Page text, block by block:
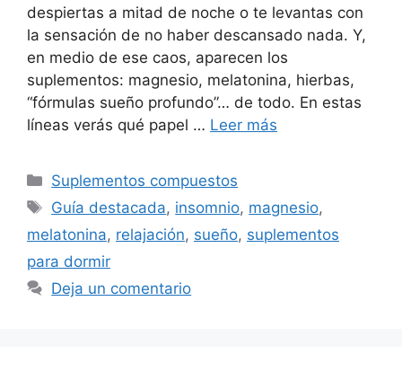
despiertas a mitad de noche o te levantas con
la sensación de no haber descansado nada. Y,
en medio de ese caos, aparecen los
suplementos: magnesio, melatonina, hierbas,
“fórmulas sueño profundo”… de todo. En estas
líneas verás qué papel … Leer más
Categorías
Suplementos compuestos
Etiquetas
Guía destacada, insomnio, magnesio,
melatonina, relajación, sueño, suplementos
para dormir
Deja un comentario